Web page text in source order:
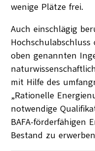
wenige Plätze frei.
Auch einschlägig
oben genannten
mit Hilfe des
„Rationelle
notwendige
BAFA-förderfähigen
Bestand zu erwerben